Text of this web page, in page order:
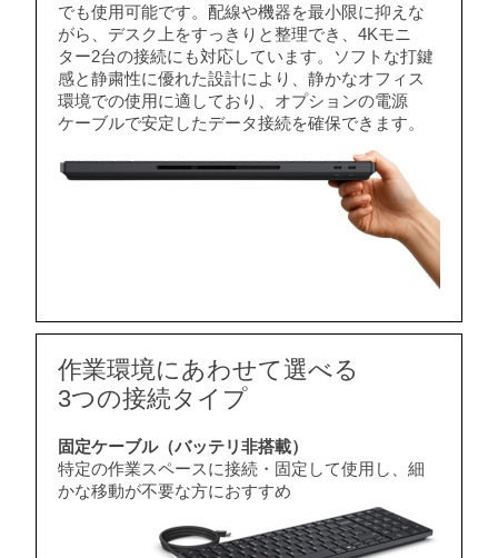
でも使用可能です。配線や機器を最小限に抑えな
がら、デスク上をすっきりと整理でき、4Kモニ
ター2台の接続にも対応しています。ソフトな打鍵
感と静粛性に優れた設計により、静かなオフィス
環境での使用に適しており、オプションの電源
ケーブルで安定したデータ接続を確保できます。
作業環境にあわせて選べる
3つの接続タイプ
固定ケーブル（バッテリ非搭載）
特定の作業スペースに接続・固定して使用し、細
かな移動が不要な方におすすめ